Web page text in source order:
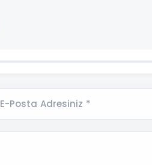
E-Posta Adresiniz *